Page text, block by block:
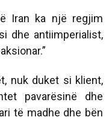
Iran ka një regjim
dhe antiimperialist,
nuk duket si klient,
pavarësinë dhe
të madhe dhe bën